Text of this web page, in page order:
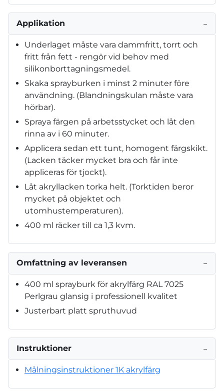
Applikation −
Underlaget måste vara dammfritt, torrt och
fritt från fett - rengör vid behov med
silikonborttagningsmedel.
Skaka sprayburken i minst 2 minuter före
användning. (Blandningskulan måste vara
hörbar).
Spraya färgen på arbetsstycket och låt den
rinna av i 60 minuter.
Applicera sedan ett tunt, homogent färgskikt.
(Lacken täcker mycket bra och får inte
appliceras för tjockt).
Låt akryllacken torka helt. (Torktiden beror
mycket på objektet och
utomhustemperaturen).
400 ml räcker till ca 1,3 kvm.
Omfattning av leveransen −
400 ml sprayburk för akrylfärg RAL 7025
Perlgrau glansig i professionell kvalitet
Justerbart platt spruthuvud
Instruktioner −
Målningsinstruktioner 1K akrylfärg